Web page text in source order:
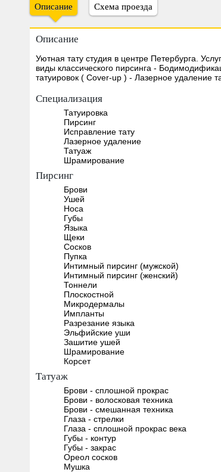
Описание Схема проезда
Описание
Уютная тату студия в центре Петербурга.
виды классического пирсинга -
татуировок ( Cover-up ) - Лазерное удаление
Специализация
Татуировка
Пирсинг
Исправление тату
Лазерное удаление
Татуаж
Шрамирование
Пирсинг
Брови
Ушей
Носа
Губы
Языка
Щеки
Сосков
Пупка
Интимный пирсинг (мужской)
Интимный пирсинг (женский)
Тоннели
Плоскостной
Микродермалы
Импланты
Разрезание языка
Эльфийские уши
Зашитие ушей
Шрамирование
Корсет
Татуаж
Брови - сплошной прокрас
Брови - волосковая техника
Брови - смешанная техника
Глаза - стрелки
Глаза - сплошной прокрас века
Губы - контур
Губы - закрас
Ореол сосков
Мушка